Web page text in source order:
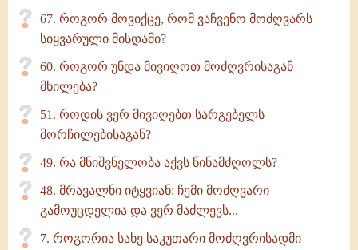
67. როგორ მოვიქცე, რომ ვაჩვენო მოძღვარს
სიყვარული მისდამი?
60. როგორ უნდა მივიღოთ მოძღვრისაგან
მხილება?
51. როდის ვერ მივიღებთ სარგებელს
მორჩილებისაგან?
49. რა მნიშვნელობა აქვს წინამძღოლს?
48. მრავალნი იტყვიან: ჩემი მოძღვარი
გამოუცდელია და ვერ მაძლევს...
7. როგორია სახე საკუთარი მოძღვრისადმი